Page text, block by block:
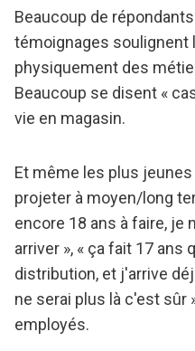
Beaucoup de
témoignages soulignent
physiquement des
Beaucoup se disent «
vie en magasin.
Et même les plus
projeter à moyen/long
encore 18 ans à faire, je
arriver », « ça fait 17 ans
distribution, et j'arrive
ne serai plus là c'est sûr
employés.